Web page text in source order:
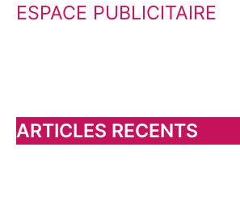
c
h
e
ESPACE PUBLICITAIRE
ARTICLES RECENTS